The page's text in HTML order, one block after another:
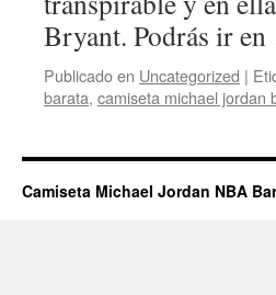
Bryant. Podrás ir
Publicado en Uncategorized |
barata, camiseta michael jordan
Camiseta Michael Jordan NBA